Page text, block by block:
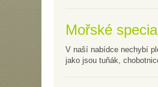
Mořské
V naší nabídce nechybí
jako jsou tuňák,